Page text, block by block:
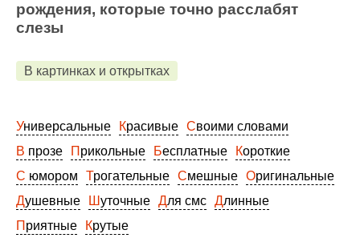
рождения, которые точно расслабят
слезы
В картинках и открытках
Универсальные Красивые
Своими словами
В прозе
Прикольные Бесплатные
Короткие
С юмором
Трогательные Смешные
Оригинальные
Душевные
Шуточные Для смс
Длинные
Приятные
Крутые